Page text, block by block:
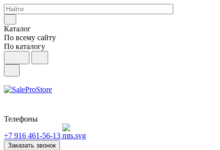
Каталог
По всему сайту
По каталогу
Телефоны
+7 916 461-56-13
Заказать звонок